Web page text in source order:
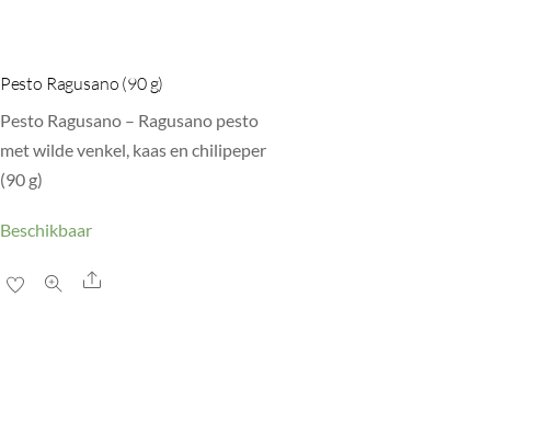
Pesto Ragusano (90 g)
Pesto Ragusano – Ragusano pesto
met wilde venkel, kaas en chilipeper
(90 g)
Beschikbaar
Share